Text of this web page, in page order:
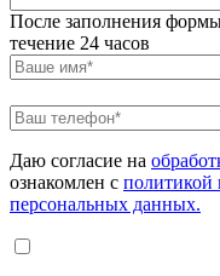
После заполнения
течение 24 часов
Даю согласие на
ознакомлен с политикой
персональных данных.